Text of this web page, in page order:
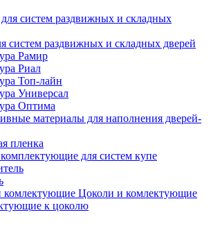
систем раздвижных и складных дверей
Рамир
Риал
Топ-лайн
Универсал
Оптима
материалы для наполнения дверей-
пленка
для систем купе
Цоколи и комлектующие
к цоколю